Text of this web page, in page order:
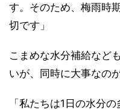
す。そのため、梅雨時
切です」
こまめな水分補給など
いが、同時に大事なの
「私たちは1日の水分